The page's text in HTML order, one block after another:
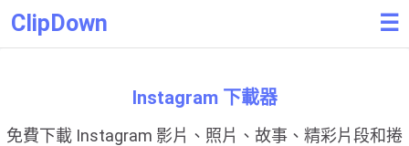
ClipDown ☰
Instagram 下載器
免費下載 Instagram 影片、照片、故事、精彩片段和捲